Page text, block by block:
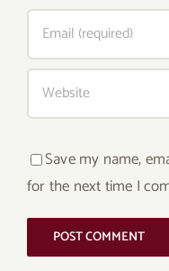
Save my name,
for the next time I